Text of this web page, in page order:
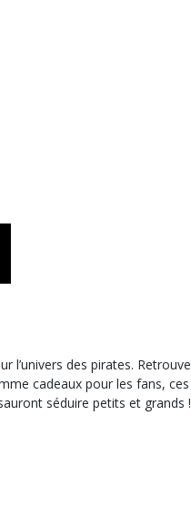
des pirates.
cadeaux pour les fans,
séduire petits et grands !